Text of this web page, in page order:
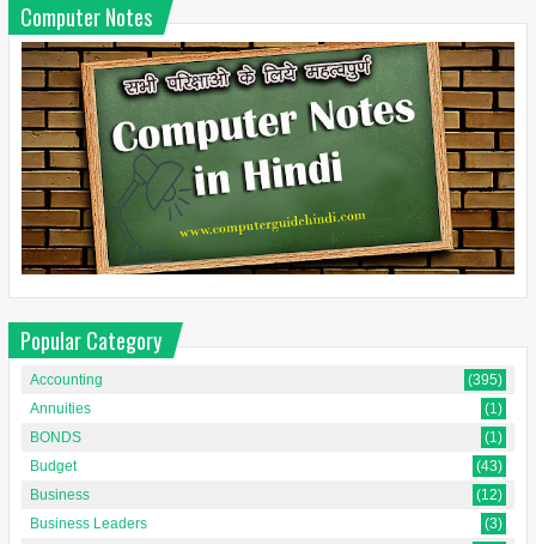
Computer Notes
Popular Category
Accounting
(395)
Annuities
(1)
BONDS
(1)
Budget
(43)
Business
(12)
Business Leaders
(3)